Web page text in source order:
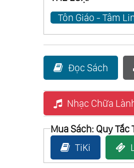
Tôn Giáo - Tâm
Đọc Sách
Nhạc Chữa
Mua Sách: Quy
TiKi